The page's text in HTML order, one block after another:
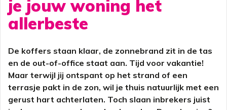
je jouw woning het
allerbeste
De koffers staan klaar, de zonnebrand zit in de tas
en de out-of-office staat aan. Tijd voor vakantie!
Maar terwijl jij ontspant op het strand of een
terrasje pakt in de zon, wil je thuis natuurlijk met een
gerust hart achterlaten. Toch slaan inbrekers juist